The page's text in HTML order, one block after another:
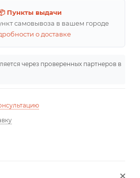
Пункты выдачи
самовывоза в вашем городе
о доставке
через проверенных партнеров в